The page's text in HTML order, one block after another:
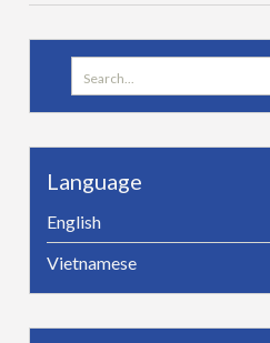
Search
for:
Language
English
Vietnamese